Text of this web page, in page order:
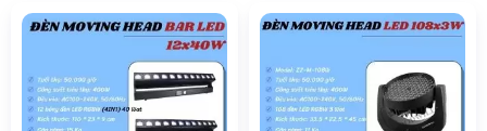
Đèn sân khấu Moving Head LED 150W
1297 lượt xem